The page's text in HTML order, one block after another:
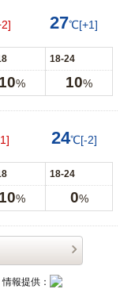
27℃[+1]
18-24
10% 10%
24℃[-2]
18-24
10% 0%
情報提供：